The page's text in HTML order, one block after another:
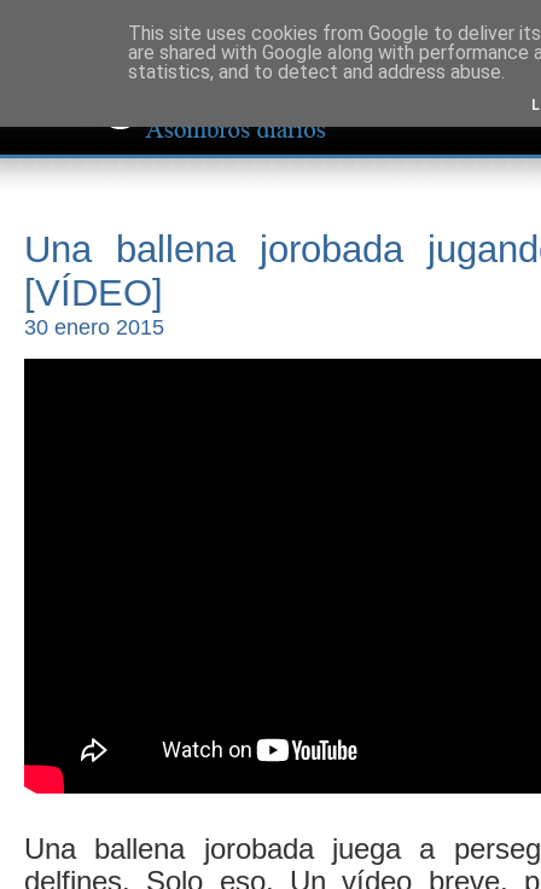
Una ballena jorobada
[VÍDEO]
30 enero 2015
Una ballena jorobada juega a
delfines. Solo eso. Un vídeo breve,
This site uses cookies from Google to deliver
are shared with Google along with
statistics, and to detect and address abuse.